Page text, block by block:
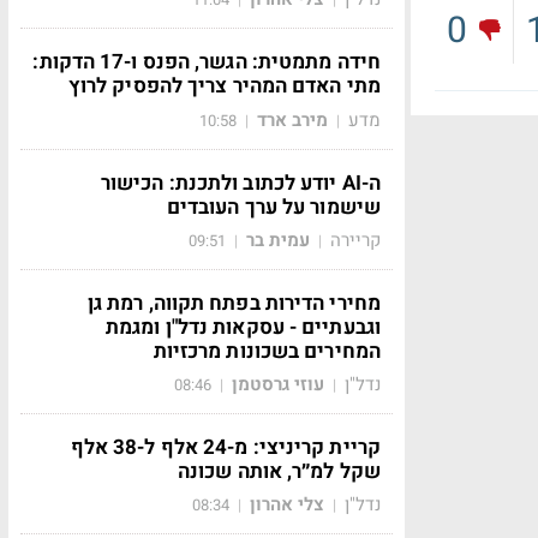
0
חידה מתמטית: הגשר, הפנס ו-17 הדקות:
מתי האדם המהיר צריך להפסיק לרוץ
מדע | מירב ארד |
10:58
ה-AI יודע לכתוב ולתכנת: הכישור
שישמור על ערך העובדים
קריירה | עמית בר |
09:51
מחירי הדירות בפתח תקווה, רמת גן
וגבעתיים - עסקאות נדל"ן ומגמת
המחירים בשכונות מרכזיות
נדל"ן | עוזי גרסטמן |
08:46
קריית קריניצי: מ-24 אלף ל-38 אלף
שקל למ״ר, אותה שכונה
נדל"ן | צלי אהרון |
08:34